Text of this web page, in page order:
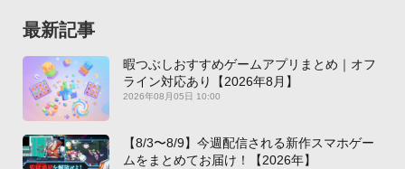
最新記事
暇つぶしおすすめゲームアプリまとめ｜オフ
ライン対応あり【2026年8月】
2026年08月05日 10:00
【8/3〜8/9】今週配信される新作スマホゲー
ムをまとめてお届け！【2026年】